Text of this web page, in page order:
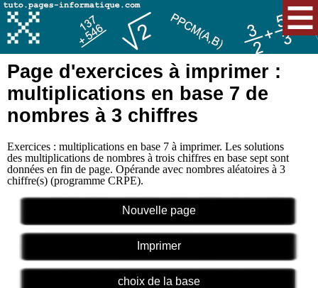
Page d'exercices à imprimer :
multiplications en base 7 de
nombres à 3 chiffres
Exercices : multiplications en base 7 à imprimer. Les solutions
des multiplications de nombres à trois chiffres en base sept sont
données en fin de page. Opérande avec nombres aléatoires à 3
chiffre(s) (programme CRPE).
Nouvelle page
Imprimer
choix de la base